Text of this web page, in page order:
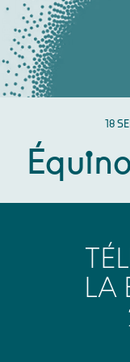
DU
18
LA